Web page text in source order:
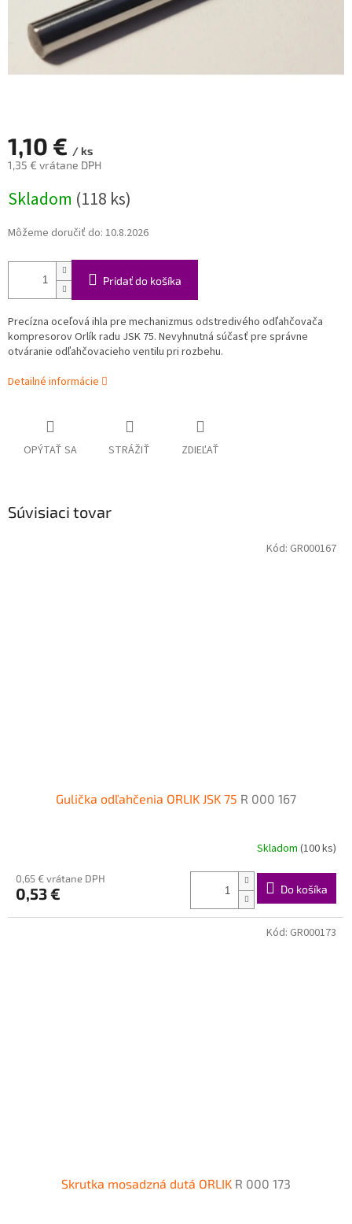
1,10 € / ks
1,35 € vrátane DPH
cena:
Skladom (118 ks)
Môžeme doručiť do: 10.8.2026
Pridať do košíka
Precízna oceľová ihla pre mechanizmus odstredivého odľahčovača
kompresorov Orlík radu JSK 75. Nevyhnutná súčasť pre správne
otváranie odľahčovacieho ventilu pri rozbehu.
Detailné informácie
OPÝTAŤ SA STRÁŽIŤ ZDIEĽAŤ
Súvisiaci tovar
Gulička odľahčenia ORLIK JSK 75 R 000 167
Skladom (100 ks)
0,65 € vrátane DPH
0,53 € Do košíka
Kód: GR000167
Skrutka mosadzná dutá ORLIK R 000 173
Kód: GR000173